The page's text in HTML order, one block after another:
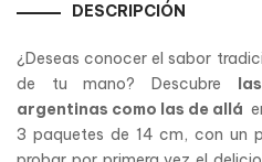
DESCRIPCIÓN
¿Deseas conocer el sabor
de tu mano? Descubre
argentinas como las de allá
3 paquetes de 14 cm, con un